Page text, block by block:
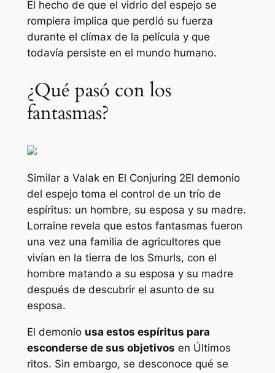
El hecho de que el vidrio del espejo se
rompiera implica que perdió su fuerza
durante el clímax de la película y que
todavía persiste en el mundo humano.
¿Qué pasó con los
fantasmas?
Similar a Valak en El Conjuring 2El demonio
del espejo toma el control de un trío de
espíritus: un hombre, su esposa y su madre.
Lorraine revela que estos fantasmas fueron
una vez una familia de agricultores que
vivían en la tierra de los Smurls, con el
hombre matando a su esposa y su madre
después de descubrir el asunto de su
esposa.
El demonio usa estos espíritus para
esconderse de sus objetivos en Últimos
ritos. Sin embargo, se desconoce qué se